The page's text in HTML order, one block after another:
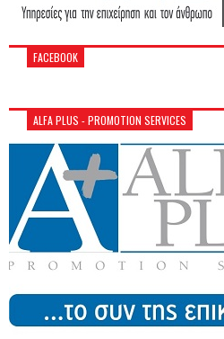
FACEBOOK
ALFA PLUS - PROMOTION SERVICES